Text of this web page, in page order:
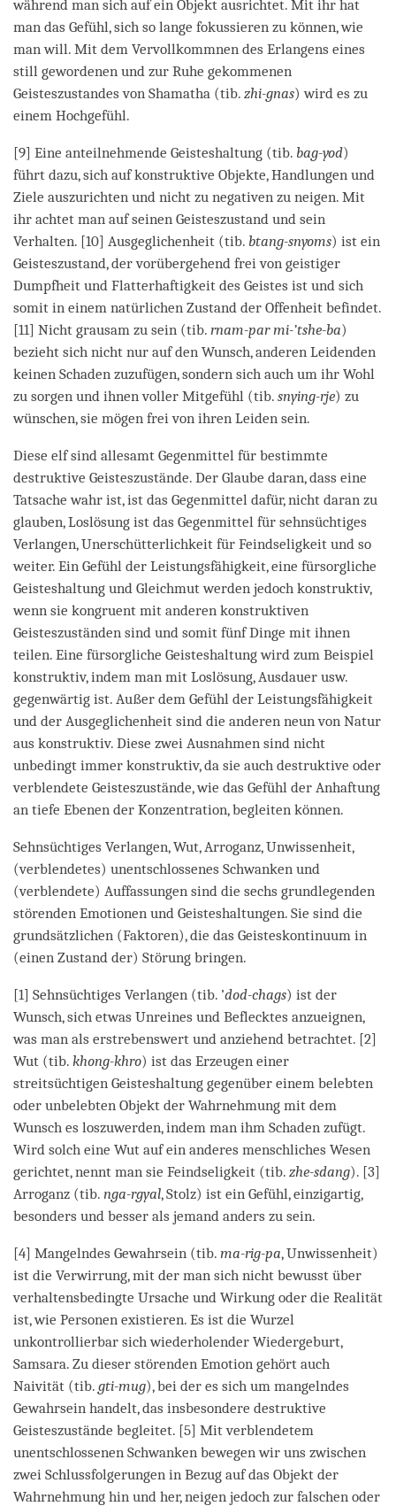
während man sich auf ein Objekt ausrichtet. Mit ihr hat
man das Gefühl, sich so lange fokussieren zu können, wie
man will. Mit dem Vervollkommnen des Erlangens eines
still gewordenen und zur Ruhe gekommenen
Geisteszustandes von Shamatha (tib. zhi-gnas) wird es zu
einem Hochgefühl.
[9] Eine anteilnehmende Geisteshaltung (tib. bag-yod)
führt dazu, sich auf konstruktive Objekte, Handlungen und
Ziele auszurichten und nicht zu negativen zu neigen. Mit
ihr achtet man auf seinen Geisteszustand und sein
Verhalten. [10] Ausgeglichenheit (tib. btang-snyoms) ist ein
Geisteszustand, der vorübergehend frei von geistiger
Dumpfheit und Flatterhaftigkeit des Geistes ist und sich
somit in einem natürlichen Zustand der Offenheit befindet.
[11] Nicht grausam zu sein (tib. rnam-par mi-’tshe-ba)
bezieht sich nicht nur auf den Wunsch, anderen Leidenden
keinen Schaden zuzufügen, sondern sich auch um ihr Wohl
zu sorgen und ihnen voller Mitgefühl (tib. snying-rje) zu
wünschen, sie mögen frei von ihren Leiden sein.
Diese elf sind allesamt Gegenmittel für bestimmte
destruktive Geisteszustände. Der Glaube daran, dass eine
Tatsache wahr ist, ist das Gegenmittel dafür, nicht daran zu
glauben, Loslösung ist das Gegenmittel für sehnsüchtiges
Verlangen, Unerschütterlichkeit für Feindseligkeit und so
weiter. Ein Gefühl der Leistungsfähigkeit, eine fürsorgliche
Geisteshaltung und Gleichmut werden jedoch konstruktiv,
wenn sie kongruent mit anderen konstruktiven
Geisteszuständen sind und somit fünf Dinge mit ihnen
teilen. Eine fürsorgliche Geisteshaltung wird zum Beispiel
konstruktiv, indem man mit Loslösung, Ausdauer usw.
gegenwärtig ist. Außer dem Gefühl der Leistungsfähigkeit
und der Ausgeglichenheit sind die anderen neun von Natur
aus konstruktiv. Diese zwei Ausnahmen sind nicht
unbedingt immer konstruktiv, da sie auch destruktive oder
verblendete Geisteszustände, wie das Gefühl der Anhaftung
an tiefe Ebenen der Konzentration, begleiten können.
Sehnsüchtiges Verlangen, Wut, Arroganz, Unwissenheit,
(verblendetes) unentschlossenes Schwanken und
(verblendete) Auffassungen sind die sechs grundlegenden
störenden Emotionen und Geisteshaltungen. Sie sind die
grundsätzlichen (Faktoren), die das Geisteskontinuum in
(einen Zustand der) Störung bringen.
[1] Sehnsüchtiges Verlangen (tib. ’dod-chags) ist der
Wunsch, sich etwas Unreines und Beflecktes anzueignen,
was man als erstrebenswert und anziehend betrachtet. [2]
Wut (tib. khong-khro) ist das Erzeugen einer
streitsüchtigen Geisteshaltung gegenüber einem belebten
oder unbelebten Objekt der Wahrnehmung mit dem
Wunsch es loszuwerden, indem man ihm Schaden zufügt.
Wird solch eine Wut auf ein anderes menschliches Wesen
gerichtet, nennt man sie Feindseligkeit (tib. zhe-sdang). [3]
Arroganz (tib. nga-rgyal, Stolz) ist ein Gefühl, einzigartig,
besonders und besser als jemand anders zu sein.
[4] Mangelndes Gewahrsein (tib. ma-rig-pa, Unwissenheit)
ist die Verwirrung, mit der man sich nicht bewusst über
verhaltensbedingte Ursache und Wirkung oder die Realität
ist, wie Personen existieren. Es ist die Wurzel
unkontrollierbar sich wiederholender Wiedergeburt,
Samsara. Zu dieser störenden Emotion gehört auch
Naivität (tib. gti-mug), bei der es sich um mangelndes
Gewahrsein handelt, das insbesondere destruktive
Geisteszustände begleitet. [5] Mit verblendetem
unentschlossenen Schwanken bewegen wir uns zwischen
zwei Schlussfolgerungen in Bezug auf das Objekt der
Wahrnehmung hin und her, neigen jedoch zur falschen oder